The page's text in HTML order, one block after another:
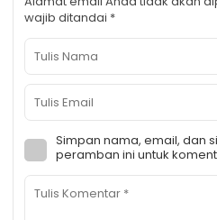
wajib ditandai *
Simpan nama, email, dan
peramban ini untuk